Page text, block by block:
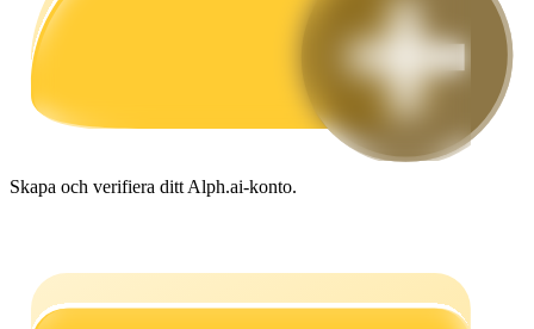
Skapa och verifiera ditt Alph.ai-konto.